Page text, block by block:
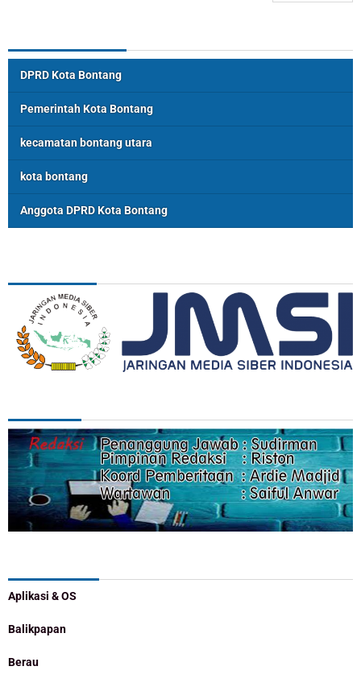
DPRD Kota Bontang
Pemerintah Kota Bontang
kecamatan bontang utara
kota bontang
Anggota DPRD Kota Bontang
Aplikasi & OS
Balikpapan
Berau